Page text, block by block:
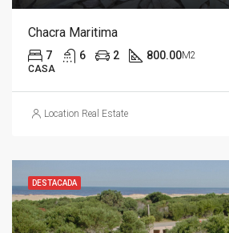
Chacra Maritima
7 6 2 800.00M2
CASA
Location Real Estate
DESTACADA